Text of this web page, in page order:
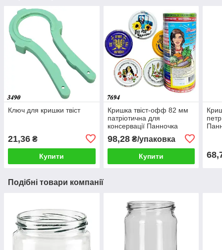
Ключ для кришки твіст
21,36 ₴
Купити
Кришка твіст-офф 82 мм
патріотична для
консервації Панночка
98,28₴/упаковка
Купити
Подібні товари компанії